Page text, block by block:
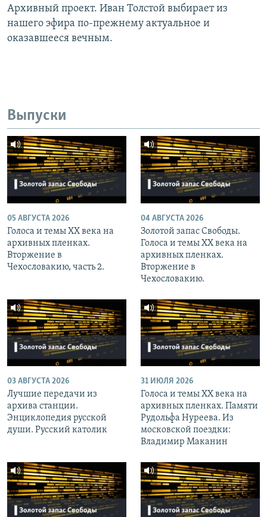
Архивный проект. Иван Толстой выбирает из
нашего эфира по-прежнему актуальное и
оказавшееся вечным.
Выпуски
05 АВГУСТА 2026
Голоса и темы XX века на
архивных пленках.
Вторжение в
Чехословакию, часть 2.
04 АВГУСТА 2026
Золотой запас Свободы.
Голоса и темы XX века на
архивных пленках.
Вторжение в
Чехословакию.
03 АВГУСТА 2026
Лучшие передачи из
архива станции.
Энциклопедия русской
души. Русский католик
31 ИЮЛЯ 2026
Голоса и темы XX века на
архивных пленках. Памяти
Рудольфа Нуреева. Из
московской поездки:
Владимир Маканин